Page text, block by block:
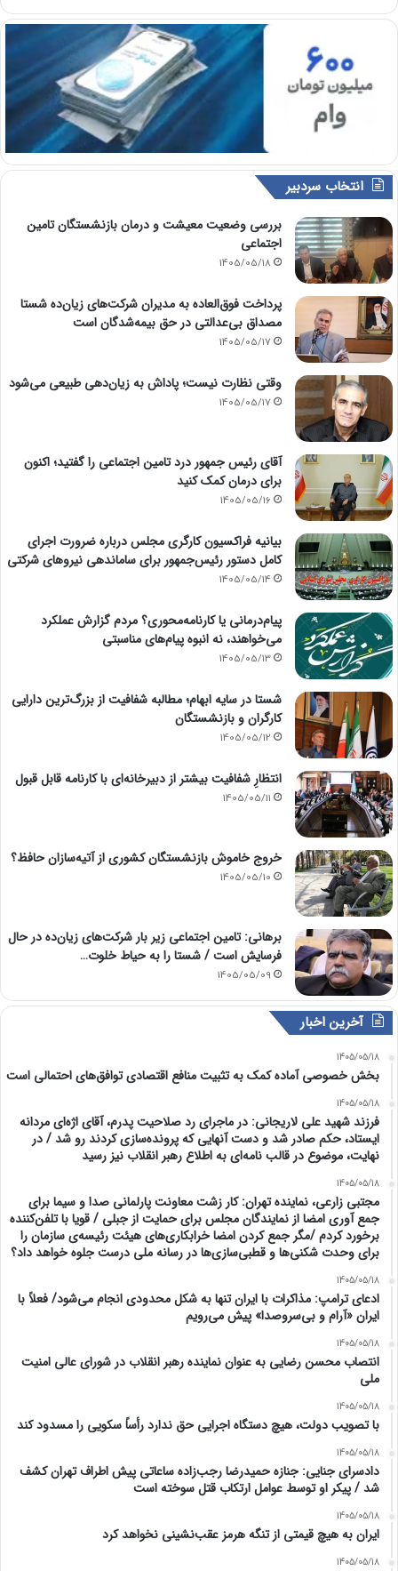
انتخاب سردبیر
بررسی وضعیت معیشت و درمان بازنشستگان تامین
اجتماعی
1405/05/18
پرداخت فوق‌العاده به مدیران شرکت‌های زیان‌ده شستا
مصداق بی‌عدالتی در حق بیمه‌شدگان است
1405/05/17
وقتی نظارت نیست؛ پاداش به زیان‌دهی طبیعی می‌شود
1405/05/17
آقای رئیس جمهور درد تامین اجتماعی را گفتید؛ اکنون
برای درمان کمک کنید
1405/05/16
بیانیه فراکسیون کارگری مجلس درباره ضرورت اجرای
کامل دستور رئیس‌جمهور برای ساماندهی نیروهای شرکتی
1405/05/14
پیام‌درمانی یا کارنامه‌محوری؟ مردم گزارش عملکرد
می‌خواهند، نه انبوه پیام‌های مناسبتی
1405/05/13
شستا در سایه ابهام؛ مطالبه شفافیت از بزرگ‌ترین دارایی
کارگران و بازنشستگان
1405/05/12
انتظارِ شفافیت بیشتر از دبیرخانه‌ای با کارنامه قابل قبول
1405/05/11
خروج خاموش بازنشستگان کشوری از آتیه‌سازان حافظ؟
1405/05/10
برهانی: تامین اجتماعی زیر بار شرکت‌های زیان‌ده در حال
فرسایش است / شستا را به حیاط خلوت…
1405/05/09
آخرین اخبار
1405/05/18
بخش خصوصی آماده کمک به تثبیت منافع اقتصادی توافق‌های احتمالی است
1405/05/18
فرزند شهید علی لاریجانی: در ماجرای رد صلاحیت پدرم، آقای اژه‌ای مردانه
ایستاد، حکم صادر شد و دست آنهایی که پرونده‌سازی کردند رو شد / در
نهایت، موضوع در قالب نامه‌ای به اطلاع رهبر انقلاب نیز رسید
1405/05/18
مجتبی زارعی، نماینده تهران: کار زشت معاونت پارلمانی صدا و سیما برای
جمع آوری امضا از نمایندگان مجلس برای حمایت از جبلی / قویا با تلفن‌کننده
برخورد کردم /مگر جمع کردن امضا خرابکاری‌های هیئت رئیسه‌ی سازمان را
برای وحدت شکنی‌ها و قطبی‌سازی‌ها در رسانه ملی درست جلوه خواهد داد؟
1405/05/18
ادعای ترامپ: مذاکرات با ایران تنها به شکل محدودی انجام می‌شود/ فعلاً با
ایران «آرام و بی‌سروصدا» پیش می‌رویم
1405/05/18
انتصاب محسن رضایی به عنوان نماینده رهبر انقلاب در شورای عالی امنیت
ملی
1405/05/18
با تصویب دولت، هیچ دستگاه اجرایی حق ندارد رأساً سکویی را مسدود کند
1405/05/18
دادسرای جنایی: جنازه حمیدرضا رجب‌زاده ساعاتی پیش اطراف تهران کشف
شد / پیکر او توسط عوامل‌ ارتکاب قتل سوخته است
1405/05/18
ایران به هیچ قیمتی از تنگه هرمز عقب‌نشینی نخواهد کرد
1405/05/18